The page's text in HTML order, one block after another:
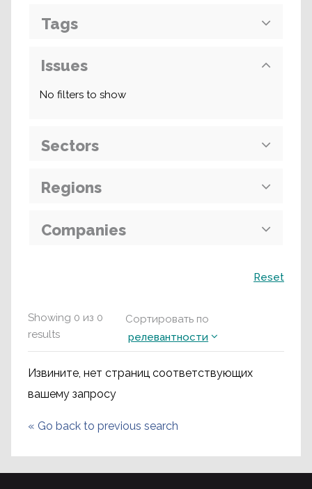
Showing 0 из 0
results
Сортировать по
релевантности
Извините, нет страниц соответствующих
вашему запросу
« Go back to previous search
Tags
Issues
No filters to show
Sectors
Regions
Companies
Reset